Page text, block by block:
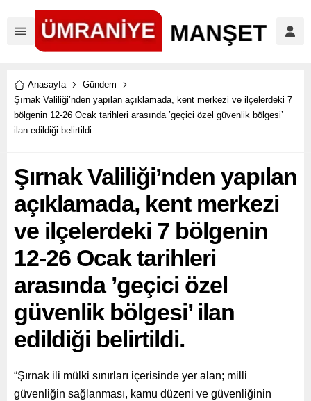
Anasayfa
Gündem
Şırnak Valiliği’nden yapılan açıklamada, kent merkezi ve ilçelerdeki 7
bölgenin 12-26 Ocak tarihleri arasında ’geçici özel güvenlik bölgesi’
ilan edildiği belirtildi.
Şırnak Valiliği’nden yapılan
açıklamada, kent merkezi
ve ilçelerdeki 7 bölgenin
12-26 Ocak tarihleri
arasında ’geçici özel
güvenlik bölgesi’ ilan
edildiği belirtildi.
“Şırnak ili mülki sınırları içerisinde yer alan; milli
güvenliğin sağlanması, kamu düzeni ve güvenliğinin